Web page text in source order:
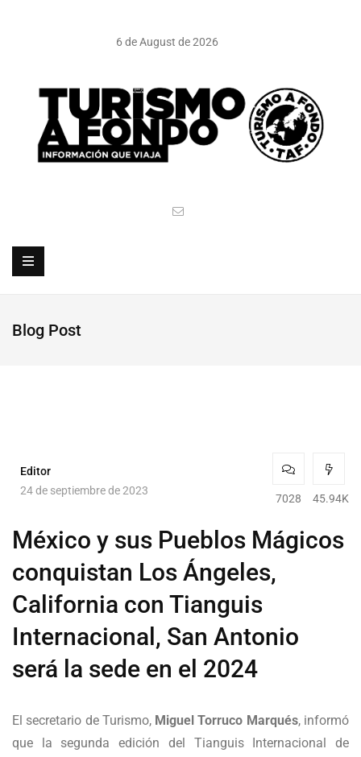
6 de August de 2026
Blog Post
Editor
24 de septiembre de 2023
7028 45.94K
México y sus Pueblos Mágicos
conquistan Los Ángeles,
California con Tianguis
Internacional, San Antonio
será la sede en el 2024
El secretario de Turismo, Miguel Torruco Marqués, informó
que la segunda edición del Tianguis Internacional de